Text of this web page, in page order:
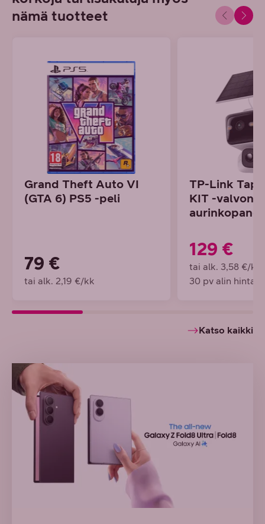
nämä tuotteet
Grand Theft Auto VI
(GTA 6) PS5 -peli
79 €
tai alk. 2,19 €/kk
TP-Link
KIT -
129 €
tai alk. 3,58 €/kk
30 pv alin hinta
Katso kaikki